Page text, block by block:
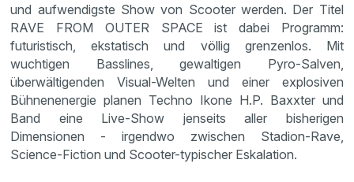
und aufwendigste Show von Scooter werden. Der Titel
RAVE FROM OUTER SPACE ist dabei Programm:
futuristisch, ekstatisch und völlig grenzenlos. Mit
wuchtigen Basslines, gewaltigen Pyro-Salven,
überwältigenden Visual-Welten und einer explosiven
Bühnenenergie planen Techno Ikone H.P. Baxxter und
Band eine Live-Show jenseits aller bisherigen
Dimensionen - irgendwo zwischen Stadion-Rave,
Science-Fiction und Scooter-typischer Eskalation.